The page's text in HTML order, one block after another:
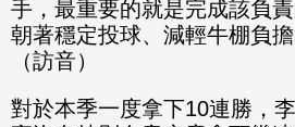
手，最重要的就是完成該負
朝著穩定投球、減輕牛棚負擔
（訪音）
對於本季一度拿下10連勝，